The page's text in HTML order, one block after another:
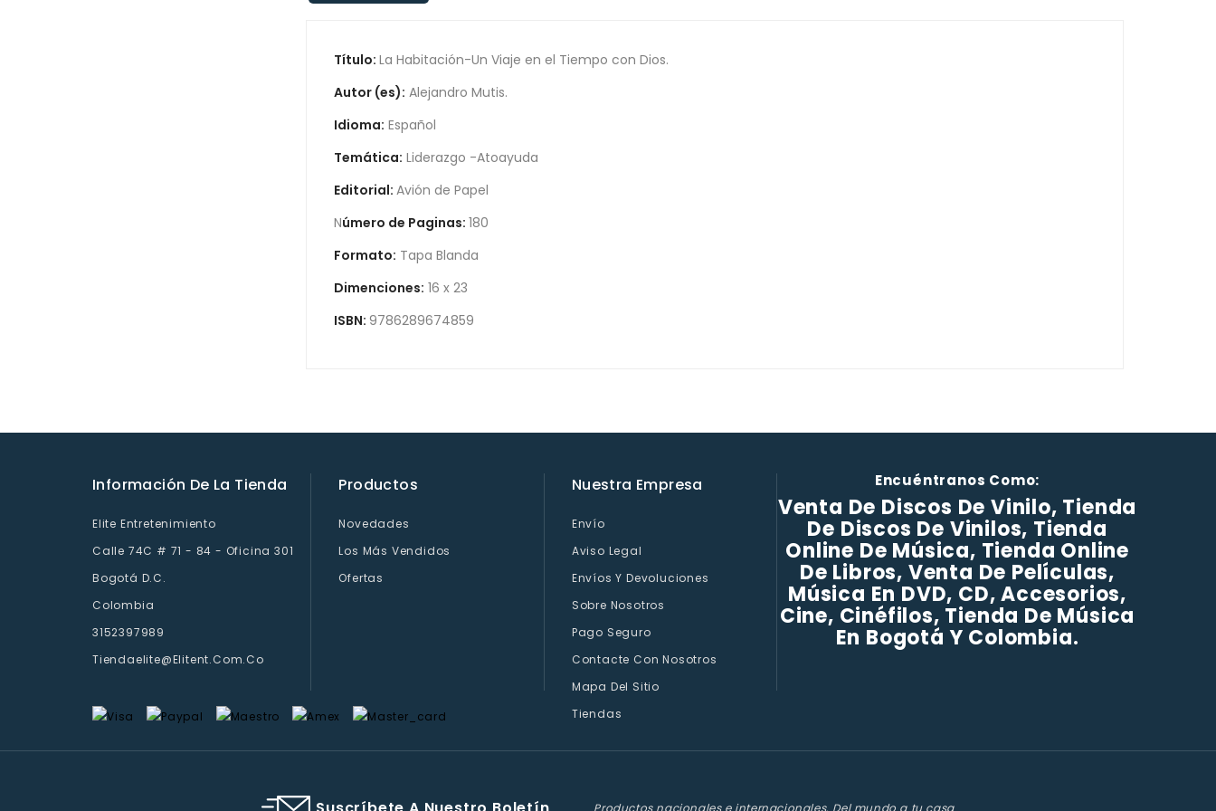
Título:La Habitación-Un Viaje en el Tiempo con Dios.
Autor (es): Alejandro Mutis.
Idioma: Español
Temática: Liderazgo -Atoayuda
Editorial:Avión de Papel
Número de Paginas:180
Formato: Tapa Blanda
Dimenciones: 16 x 23
ISBN:9786289674859
Información De La Tienda
Elite Entretenimiento
Calle 74C # 71 - 84 - Oficina 301
Bogotá D.C.
Colombia
3152397989
Tiendaelite@elitent.com.co
Productos
Novedades
Los Más Vendidos
Ofertas
Nuestra Empresa
Envío
Aviso Legal
Envíos Y Devoluciones
Sobre Nosotros
Pago Seguro
Contacte Con Nosotros
Mapa Del Sitio
Tiendas
Encuéntranos Como:
Venta De Discos De Vinilo, Tienda
De Discos De Vinilos, Tienda
Online De Música, Tienda Online
De Libros, Venta De Películas,
Música En DVD, CD, Accesorios,
Cine, Cinéfilos, Tienda De Música
En Bogotá Y Colombia.
Productos nacionales e internacionales. Del mundo a tu casa